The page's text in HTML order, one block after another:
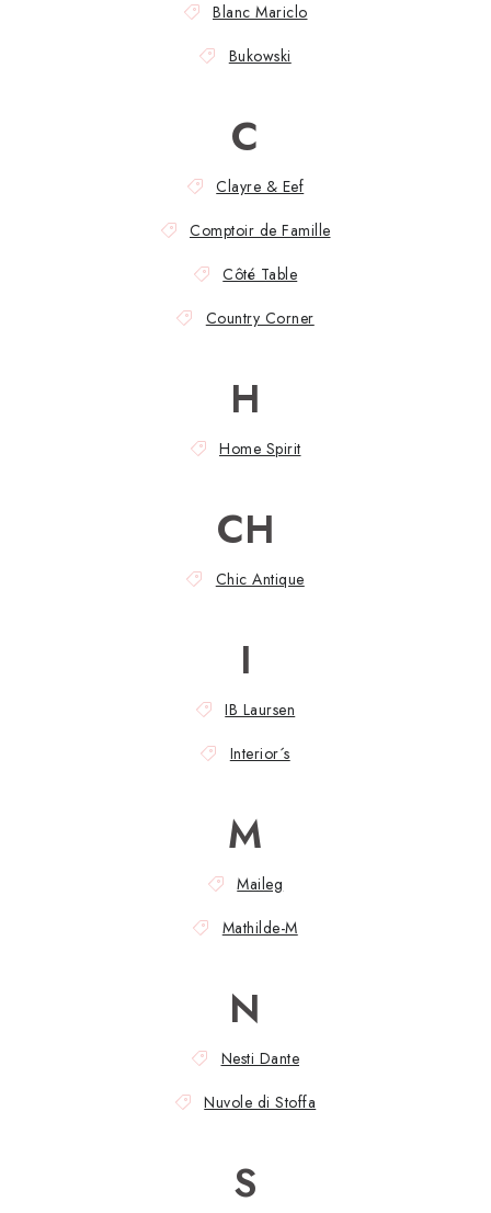
DARČEKOVÉ POUKÁŽKY
Doprava a platba
Podmienky ochrany osobných údajov
Blanc Mariclo
Bukowski
C
Clayre & Eef
Comptoir de Famille
Côté Table
Country Corner
H
Home Spirit
CH
Chic Antique
I
IB Laursen
Interior´s
M
Maileg
Mathilde-M
N
Nesti Dante
Nuvole di Stoffa
S